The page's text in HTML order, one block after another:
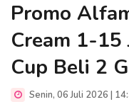
Promo
Cream 1-15
Cup Beli 2
Senin, 06 Juli 2026 |